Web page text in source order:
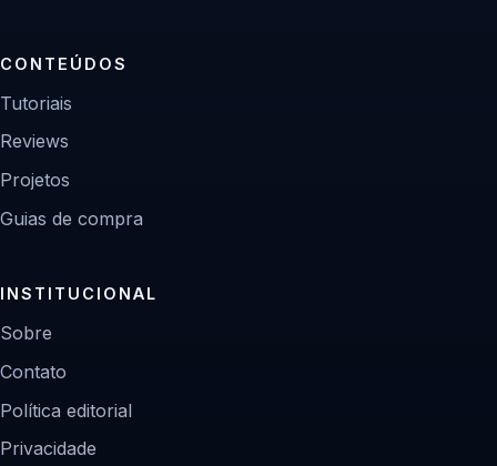
CONTEÚDOS
Tutoriais
Reviews
Projetos
Guias de compra
INSTITUCIONAL
Sobre
Contato
Política editorial
Privacidade